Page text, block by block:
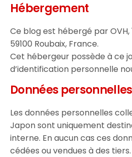
Hébergement
Ce blog est hébergé par OVH,
59100 Roubaix, France.
Cet hébergeur possède à ce
d’identification personnelle
Données personnelles
Les données personnelles
Japon sont uniquement
interne. En aucun cas ces
cédées ou vendues à des tiers.